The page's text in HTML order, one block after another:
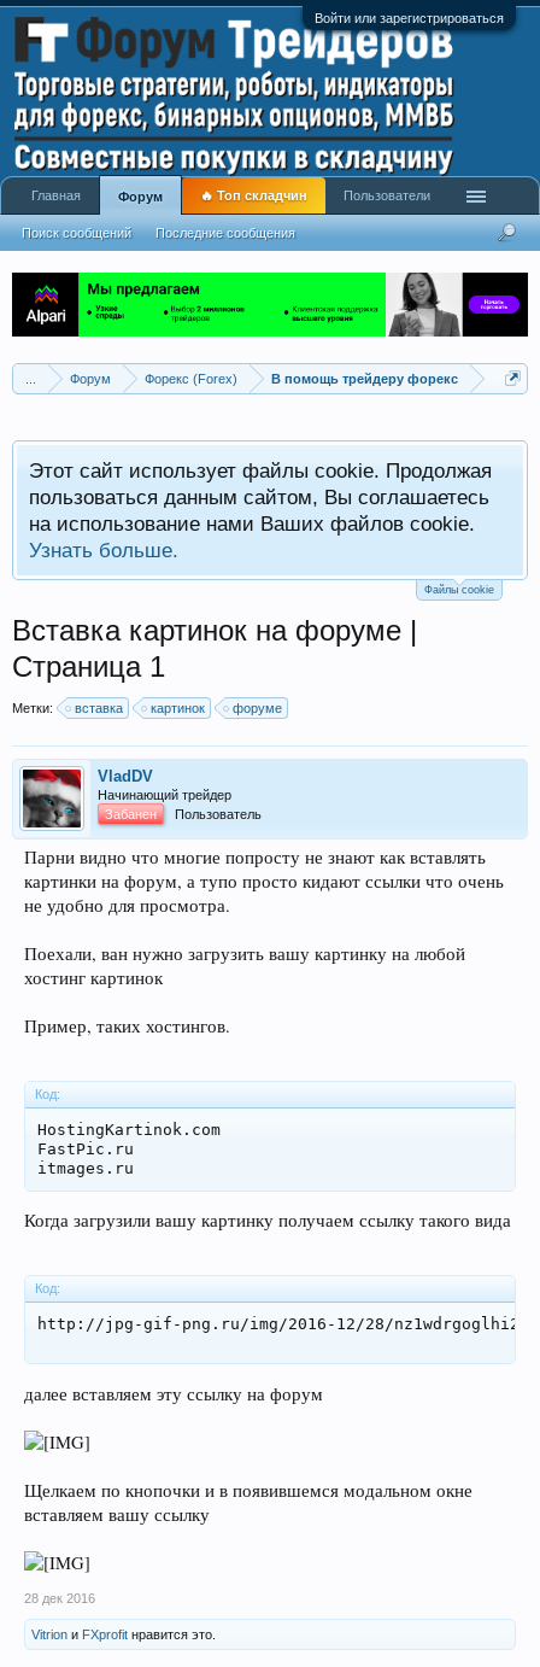
Войти или зарегистрироваться
Форум Форекс (Forex) В помощь трейдеру форекс
Этот сайт использует файлы cookie. Продолжая
пользоваться данным сайтом, Вы соглашаетесь
на использование нами Ваших файлов cookie.
Узнать больше.
Файлы cookie
Вставка картинок на форуме |
Страница 1
Метки: вставка картинок форуме
VladDV
Начинающий трейдер
Забанен
Пользователь
Парни видно что многие попросту не знают как вставлять
картинки на форум, а тупо просто кидают ссылки что очень
не удобно для просмотра.
Поехали, ван нужно загрузить вашу картинку на любой
хостинг картинок
Пример, таких хостингов.
Код:
HostingKartinok.com
FastPic.ru
itmages.ru
Когда загрузили вашу картинку получаем ссылку такого вида
Код:
http://jpg-gif-png.ru/img/2016-12/28/
далее вставляем эту ссылку на форум
Щелкаем по кнопочки и в появившемся модальном окне
вставляем вашу ссылку
28 дек 2016
Vitrion и FXprofit нравится это.
Главная Форум
Поиск сообщений Последние сообщения
🔥 Топ складчин Пользователи